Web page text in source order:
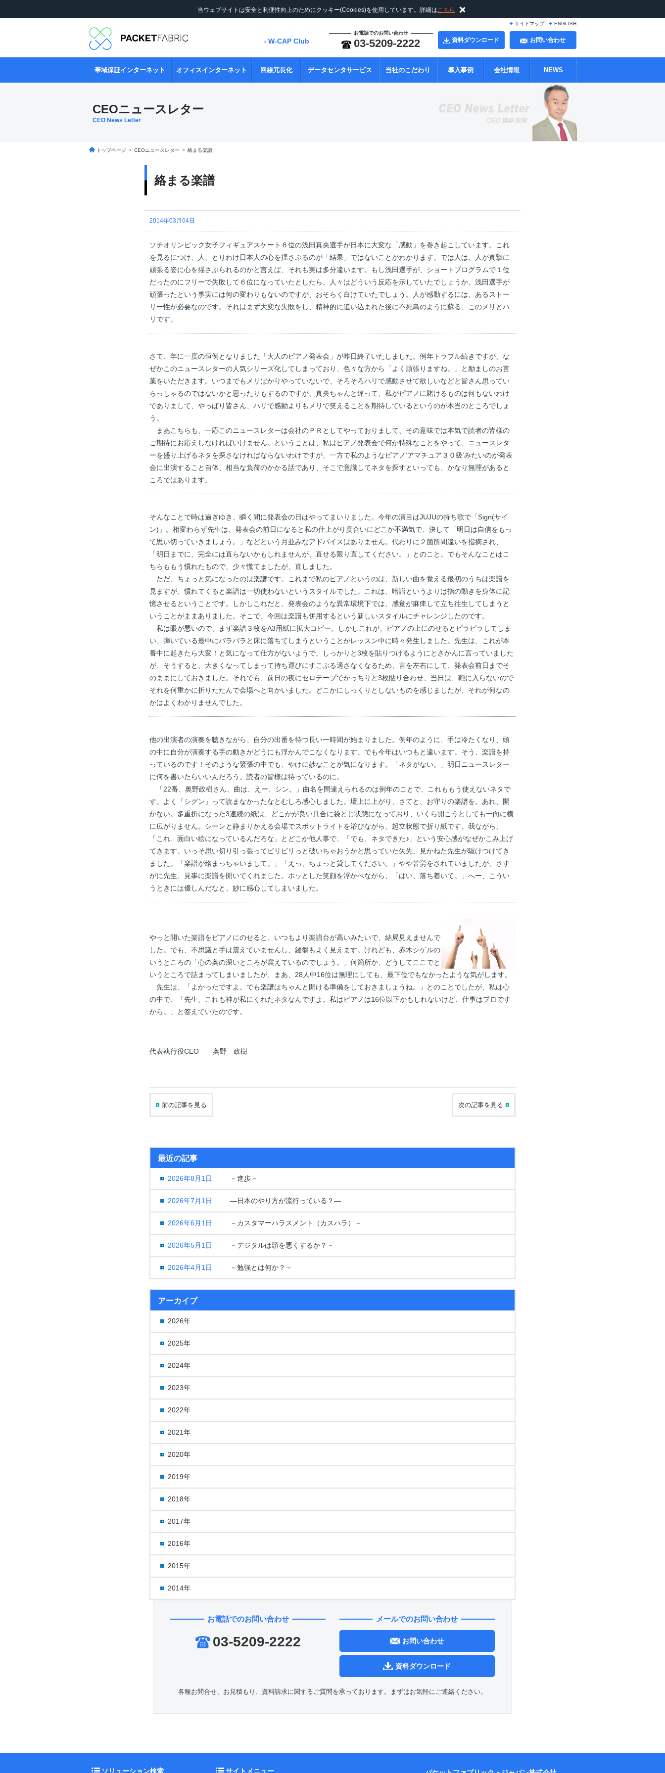
当ウェブサイトは安全と利便性向上のためにクッキー(Cookies)を使用しています。詳細はこちら
ENGLISH
サイトマップ
お問い合わせ
資料ダウンロード
お電話でのお問い合わせ
03-5209-2222
> W-CAP Club
帯域保証インターネット オフィスインターネット 回線冗長化 データセンタサービス 当社のこだわり 導入事例 会社情報 NEWS
CEOニュースレター
CEO News Letter
トップページ > CEOニュースレター > 絡まる楽譜
絡まる楽譜
2014年03月04日
ソチオリンピック女子フィギュアスケート６位の浅田真央選手が日本に大変な「感動」を巻き起こしています。これ
を見るにつけ、人、とりわけ日本人の心を揺さぶるのが「結果」ではないことがわかります。では人は、人が真摯に
頑張る姿に心を揺さぶられるのかと言えば、それも実は多分違います。もし浅田選手が、ショートプログラムで１位
だったのにフリーで失敗して６位になっていたとしたら、人々はどういう反応を示していたでしょうか。浅田選手が
頑張ったという事実には何の変わりもないのですが、おそらく白けていたでしょう。人が感動するには、あるストー
リー性が必要なのです。それはまず大変な失敗をし、精神的に追い込まれた後に不死鳥のように蘇る、このメリとハ
リです。
さて、年に一度の恒例となりました「大人のピアノ発表会」が昨日終了いたしました。例年トラブル続きですが、な
ぜかこのニュースレターの人気シリーズ化してしまっており、色々な方から「よく頑張りますね。」と励ましのお言
葉をいただきます。いつまでもメリばかりやっていないで、そろそろハリで感動させて欲しいなどと皆さん思ってい
らっしゃるのではないかと思ったりもするのですが、真央ちゃんと違って、私がピアノに賭けるものは何もないわけ
でありまして、やっぱり皆さん、ハリで感動よりもメリで笑えることを期待しているというのが本当のところでしょ
う。
まあこちらも、一応このニュースレターは会社のＰＲとしてやっておりまして、その意味では本気で読者の皆様の
ご期待にお応えしなければいけません。ということは、私はピアノ発表会で何か特殊なことをやって、ニュースレタ
ーを盛り上げるネタを探さなければならないわけですが、一方で私のようなピアノ‘アマチュア３０級’みたいのが発表
会に出演すること自体、相当な負荷のかかる話であり、そこで意識してネタを探すといっても、かなり無理があると
ころではあります。
そんなことで時は過ぎゆき、瞬く間に発表会の日はやってまいりました。今年の演目はJUJUの持ち歌で「Sign(サイ
ン)」。相変わらず先生は、発表会の前日になると私の仕上がり度合いにどこか不満気で、決して「明日は自信をもっ
て思い切っていきましょう。」などという月並みなアドバイスはありません。代わりに２箇所間違いを指摘され、
「明日までに、完全には直らないかもしれませんが、直せる限り直してください。」とのこと。でもそんなことはこ
ちらももう慣れたもので、少々慌てましたが、直しました。
ただ、ちょっと気になったのは楽譜です。これまで私のピアノというのは、新しい曲を覚える最初のうちは楽譜を
見ますが、慣れてくると楽譜は一切使わないというスタイルでした。これは、暗譜というよりは指の動きを身体に記
憶させるということです。しかしこれだと、発表会のような異常環境下では、感覚が麻痺して立ち往生してしまうと
いうことがままありました。そこで、今回は楽譜も併用するという新しいスタイルにチャレンジしたのです。
私は眼が悪いので、まず楽譜３枚をA3用紙に拡大コピー。しかしこれが、ピアノの上にのせるとピラピラしてしま
い、弾いている最中にパラパラと床に落ちてしまうということがレッスン中に時々発生しました。先生は、これが本
番中に起きたら大変！と気になって仕方がないようで、しっかりと3枚を貼りつけるようにとさかんに言っていました
が、そうすると、大きくなってしまって持ち運びにすこぶる適さなくなるため、言を左右にして、発表会前日までそ
のままにしておきました。それでも、前日の夜にセロテープでがっちりと3枚貼り合わせ、当日は、鞄に入らないので
それを何重かに折りたたんで会場へと向かいました。どこかにしっくりとしないものを感じましたが、それが何なの
かはよくわかりませんでした。
他の出演者の演奏を聴きながら、自分の出番を待つ長い一時間が始まりました。例年のように、手は冷たくなり、頭
の中に自分が演奏する手の動きがどうにも浮かんでこなくなります。でも今年はいつもと違います。そう、楽譜を持
っているのです！そのような緊張の中でも、やけに妙なことが気になります。「ネタがない。」明日ニュースレター
に何を書いたらいいんだろう。読者の皆様は待っているのに。
「22番、奥野政樹さん、曲は、えー、シン。」曲名を間違えられるのは例年のことで、これももう使えないネタで
す。よく「シグン」って読まなかったなとむしろ感心しました。壇上に上がり、さてと、お守りの楽譜を。あれ、開
かない。多重折になった3連続の紙は、どこかが良い具合に袋とじ状態になっており、いくら開こうとしても一向に横
に広がりません。シーンと静まりかえる会場でスポットライトを浴びながら、起立状態で折り紙です。我ながら、
「これ、面白い絵になっているんだろな」とどこか他人事で、「でも、ネタできた♪」という安心感がなぜかこみ上げ
てきます。いっそ思い切り引っ張ってビリビリっと破いちゃおうかと思っていた矢先、見かねた先生が駆けつけてき
ました。「楽譜が絡まっちゃいまして。」「えっ、ちょっと貸してください。」やや苦労をされていましたが、さす
がに先生、見事に楽譜を開いてくれました。ホッとした笑顔を浮かべながら、「はい、落ち着いて。」へー、こうい
うときには優しんだなと、妙に感心してしまいました。
やっと開いた楽譜をピアノにのせると、いつもより楽譜台が高いみたいで、結局見えませんで
した。でも、不思議と手は震えていませんし、鍵盤もよく見えます。けれども、赤木シゲルの
いうところの「心の奥の深いところが震えているのでしょう。」何箇所か、どうしてここでと
いうところで詰まってしまいましたが、まあ、28人中16位は無理にしても、最下位でもなかったような気がします。
先生は、「よかったですよ。でも楽譜はちゃんと開ける準備をしておきましょうね。」とのことでしたが、私は心
の中で、「先生、これも神が私にくれたネタなんですよ。私はピアノは16位以下かもしれないけど、仕事はプロです
から。」と答えていたのです。
代表執行役CEO 奥野 政樹
前の記事を見る 次の記事を見る
最近の記事
2026年8月1日 －進歩－
2026年7月1日 ―日本のやり方が流行っている？―
2026年6月1日 －カスタマーハラスメント（カスハラ）－
2026年5月1日 －デジタルは頭を悪くするか？－
2026年4月1日 －勉強とは何か？－
アーカイブ
2026年
2025年
2024年
2023年
2022年
2021年
2020年
2019年
2018年
2017年
2016年
2015年
2014年
お電話でのお問い合わせ
03-5209-2222
メールでのお問い合わせ
お問い合わせ
資料ダウンロード
各種お問合せ、お見積もり、資料請求に関するご質問を承っております。まずはお気軽にご連絡ください。
ソリューション検索 サイトメニュー